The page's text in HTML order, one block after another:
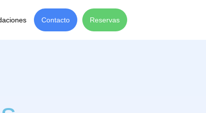
Contacto Reservas